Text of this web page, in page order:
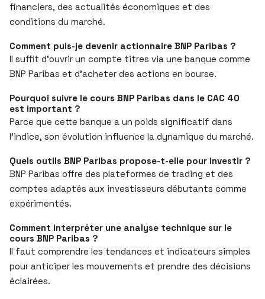
financiers, des actualités économiques et des
conditions du marché.
Comment puis-je devenir actionnaire BNP Paribas ?
Il suffit d’ouvrir un compte titres via une banque comme
BNP Paribas et d’acheter des actions en bourse.
Pourquoi suivre le cours BNP Paribas dans le CAC 40
est important ?
Parce que cette banque a un poids significatif dans
l’indice, son évolution influence la dynamique du marché.
Quels outils BNP Paribas propose-t-elle pour investir ?
BNP Paribas offre des plateformes de trading et des
comptes adaptés aux investisseurs débutants comme
expérimentés.
Comment interpréter une analyse technique sur le
cours BNP Paribas ?
Il faut comprendre les tendances et indicateurs simples
pour anticiper les mouvements et prendre des décisions
éclairées.